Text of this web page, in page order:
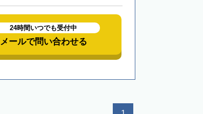
24時間いつでも受付中
メールで問い合わせる